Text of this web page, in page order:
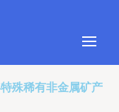
殊稀有非金属矿产